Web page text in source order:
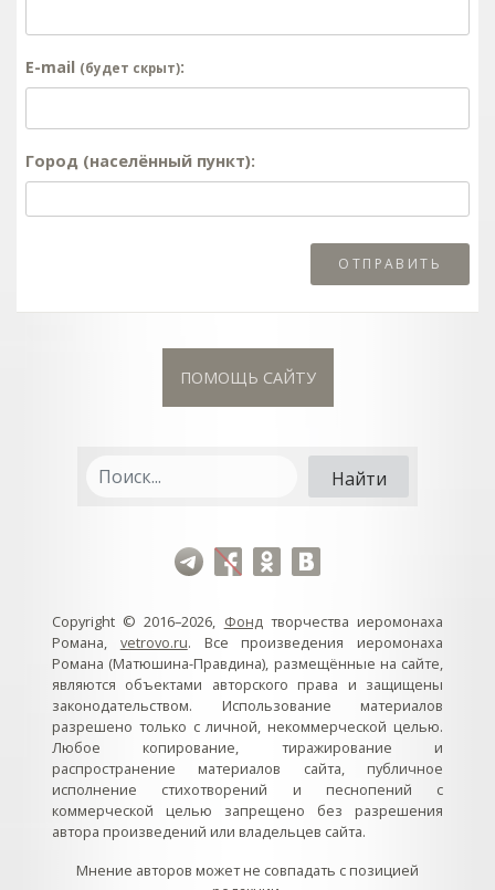
E-mail (будет скрыт):
Город (населённый пункт):
ПОМОЩЬ САЙТУ
Copyright © 2016–2026, Фондтворчества иеромонаха
Романа, vetrovo.ru. Все произведения иеромонаха
Романа (Матюшина-Правдина), размещённые на сайте,
являются объектами авторского права и защищены
законодательством. Использование материалов
разрешено только с личной, некоммерческой целью.
Любое копирование, тиражирование и
распространение материалов сайта, публичное
исполнение стихотворений и песнопений с
коммерческой целью запрещено без разрешения
автора произведений или владельцев сайта.
Мнение авторов может не совпадать с позицией